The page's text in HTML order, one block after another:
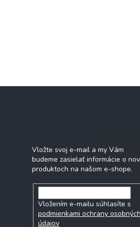
Vložte svoj e-mail a my Vám
budeme zasielať informácie o
produktoch na našom e-shope.
Vložením e-mailu súhlasíte s
podmienkami ochrany osobných
údajov